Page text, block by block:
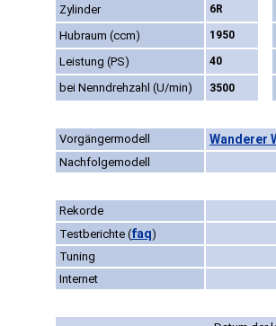
Zylinder 6R
Hubraum (ccm)
1950
Leistung (PS)
40
bei Nenndrehzahl (U/min)
3500
Vorgängermodell Wanderer
Nachfolgemodell
Rekorde
Testberichte (faq)
Tuning
Internet